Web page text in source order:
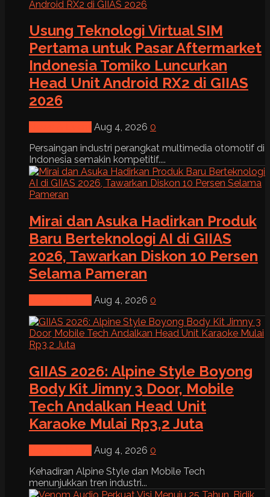
Usung Teknologi Virtual SIM
Pertama untuk Pasar Aftermarket
Indonesia Tomiko Luncurkan
Head Unit Android RX2 di GIIAS
2026
Aug 4, 2026 0
Persaingan industri perangkat multimedia otomotif di
Indonesia semakin kompetitif....
Mirai dan Asuka Hadirkan Produk
Baru Berteknologi AI di GIIAS
2026, Tawarkan Diskon 10 Persen
Selama Pameran
Aug 4, 2026 0
GIIAS 2026: Alpine Style Boyong
Body Kit Jimny 3 Door, Mobile
Tech Andalkan Head Unit
Karaoke Mulai Rp3,2 Juta
Aug 4, 2026 0
Kehadiran Alpine Style dan Mobile Tech
menunjukkan tren industri...